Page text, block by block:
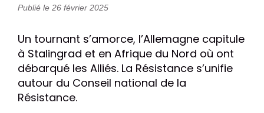
Publié le 26 février 2025
Un tournant s’amorce, l’Allemagne capitule
à Stalingrad et en Afrique du Nord où ont
débarqué les Alliés. La Résistance s’unifie
autour du Conseil national de la
Résistance.